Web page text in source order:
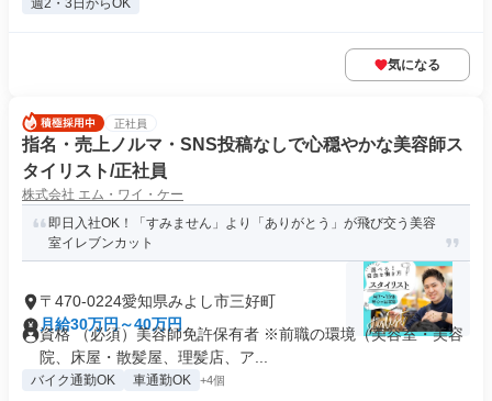
週2・3日からOK
気になる
正社員
指名・売上ノルマ・SNS投稿なしで心穏やかな美容師ス
タイリスト/正社員
株式会社 エム・ワイ・ケー
即日入社OK！「すみません」より「ありがとう」が飛び交う美容
室イレブンカット
〒470-0224愛知県みよし市三好町
月給30万円～40万円
資格 （必須）美容師免許保有者 ※前職の環境（美容室・美容
院、床屋・散髪屋、理髪店、ア...
バイク通勤OK 車通勤OK +4個